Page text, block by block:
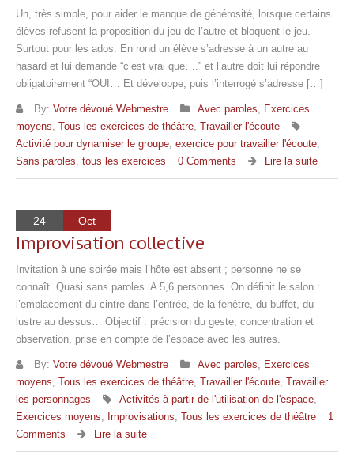
Un, très simple, pour aider le manque de générosité, lorsque certains
élèves refusent la proposition du jeu de l’autre et bloquent le jeu.
Surtout pour les ados. En rond un élève s’adresse à un autre au
hasard et lui demande “c’est vrai que….” et l’autre doit lui répondre
obligatoirement “OUI… Et développe, puis l’interrogé s’adresse […]
By: Votre dévoué Webmestre Avec paroles, Exercices
moyens, Tous les exercices de théâtre, Travailler l'écoute
Activité pour dynamiser le groupe, exercice pour travailler l'écoute,
Sans paroles, tous les exercices 0 Comments Lire la suite
24 Oct
Improvisation collective
Invitation à une soirée mais l’hôte est absent ; personne ne se
connaît. Quasi sans paroles. A 5,6 personnes. On définit le salon :
l’emplacement du cintre dans l’entrée, de la fenêtre, du buffet, du
lustre au dessus… Objectif : précision du geste, concentration et
observation, prise en compte de l’espace avec les autres.
By: Votre dévoué Webmestre Avec paroles, Exercices
moyens, Tous les exercices de théâtre, Travailler l'écoute, Travailler
les personnages
Activités à partir de l'utilisation de l'espace,
Exercices moyens, Improvisations, Tous les exercices de théâtre
1
Comments
Lire la suite